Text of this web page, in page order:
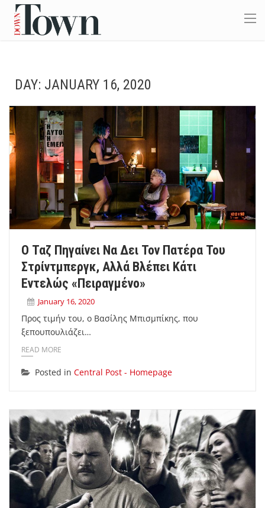
DAY: JANUARY 16, 2020
Ο Ταζ Πηγαίνει Να Δει Τον Πατέρα Του
Στρίντμπεργκ, Αλλά Βλέπει Κάτι
Εντελώς «πειραγμένο»
January 16, 2020
Προς τιμήν του, ο Βασίλης Μπισμπίκης, που
ξεπουπουλιάζει…
READ MORE
Posted in Central Post - Homepage